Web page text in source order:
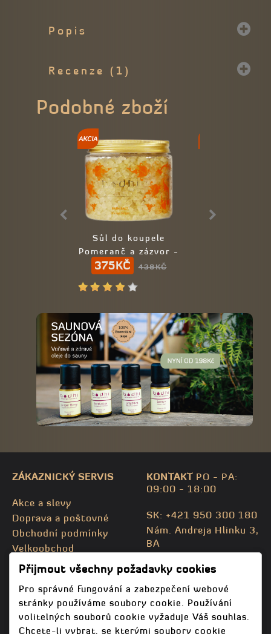
Popis
Recenze (1)
Podobné zboží
Sůl do koupele
Pomeranč a zázvor -
100% přírodní
375KČ 438KČ
ZÁKAZNICKÝ SERVIS
Akce a slevy
Doprava a poštovné
Obchodní podmínky
Velkoobchod
Kontaktujte nás
Mapa stránky
KONTAKTPO - PA:
09:00 - 18:00
SK: +421 950 300 180
Nám. Andreja Hlinku 3,
BA
info@bodhispa.sk
info@bodhi.cz
Přijmout všechny požadavky cookies
Pro správné fungování a zabezpečení webové
stránky používáme soubory cookie. Používání
volitelných souborů cookie vyžaduje Váš souhlas.
Chcete-li vybrat, se kterými soubory cookie